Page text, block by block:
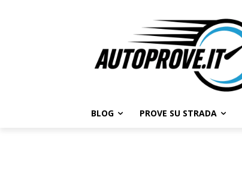
BLOG PROVE SU STRADA